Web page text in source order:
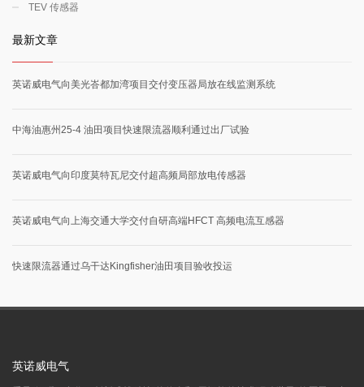
TEV 传感器
最新文章
英诺威电气向美光峇都加湾项目交付变压器局放在线监测系统
中海油惠州25-4 油田项目快速限流器顺利通过出厂试验
英诺威电气向印度莫特瓦尼交付超高频局部放电传感器
英诺威电气向上海交通大学交付自研高端HFCT 高频电流互感器
快速限流器通过乌干达Kingfisher油田项目验收投运
英诺威电气